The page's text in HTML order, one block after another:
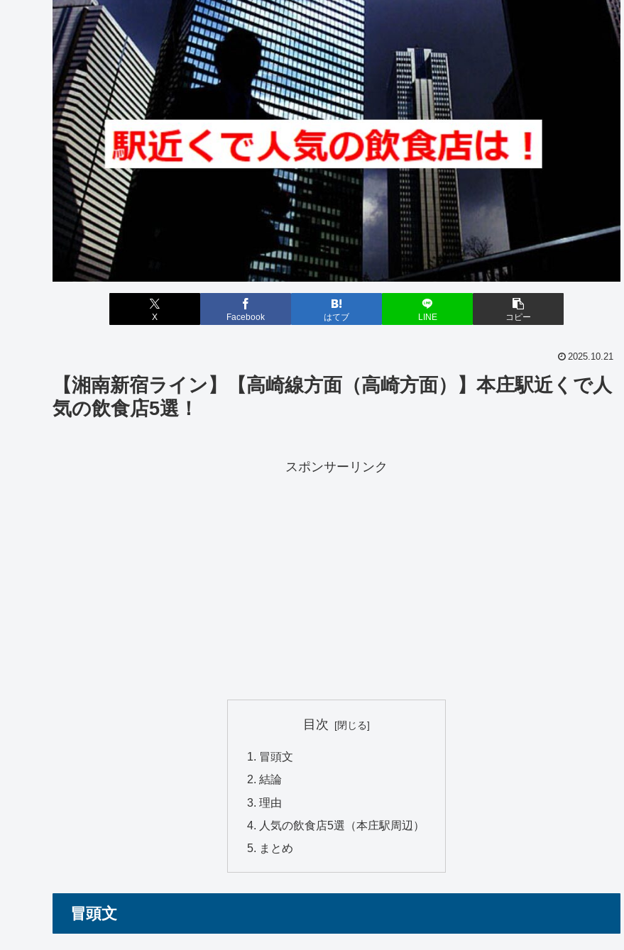
X Facebook はてブ LINE コピー
2025.10.21
【湘南新宿ライン】【高崎線方面（高崎方面）】本庄駅近くで人
気の飲食店5選！
スポンサーリンク
目次
冒頭文
結論
理由
人気の飲食店5選（本庄駅周辺）
まとめ
冒頭文